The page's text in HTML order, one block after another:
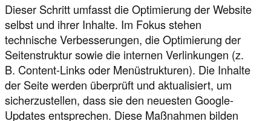
Dieser Schritt umfasst die Optimierung der Website
selbst und ihrer Inhalte. Im Fokus stehen
technische Verbesserungen, die Optimierung der
Seitenstruktur sowie die internen Verlinkungen (z.
B. Content-Links oder Menüstrukturen). Die Inhalte
der Seite werden überprüft und aktualisiert, um
sicherzustellen, dass sie den neuesten Google-
Updates entsprechen. Diese Maßnahmen bilden